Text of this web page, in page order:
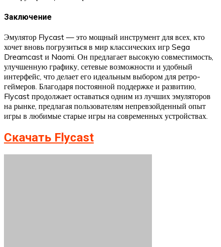
Заключение
Эмулятор Flycast — это мощный инструмент для всех, кто
хочет вновь погрузиться в мир классических игр Sega
Dreamcast и Naomi. Он предлагает высокую совместимость,
улучшенную графику, сетевые возможности и удобный
интерфейс, что делает его идеальным выбором для ретро-
геймеров. Благодаря постоянной поддержке и развитию,
Flycast продолжает оставаться одним из лучших эмуляторов
на рынке, предлагая пользователям непревзойденный опыт
игры в любимые старые игры на современных устройствах.
Скачать Flycast